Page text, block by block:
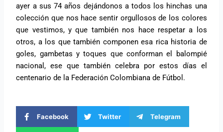
ayer a sus 74 años dejándonos a todos los hinchas una
colección que nos hace sentir orgullosos de los colores
que vestimos, y que también nos hace respetar a los
otros, a los que también componen esa rica historia de
goles, gambetas y toques que conforman el balompié
nacional, ese que también celebra por estos días el
centenario de la Federación Colombiana de Fútbol.
Facebook Twitter Telegram